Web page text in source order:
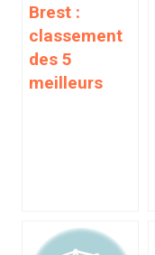
Brest :
classement
des 5
meilleurs